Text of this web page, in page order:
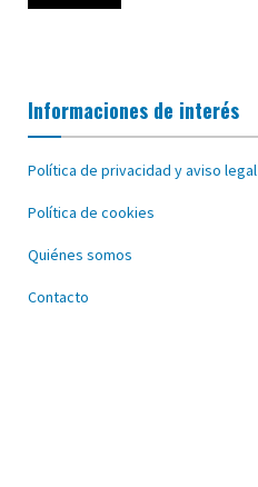
Informaciones de interés
Política de privacidad y aviso legal
Política de cookies
Quiénes somos
Contacto